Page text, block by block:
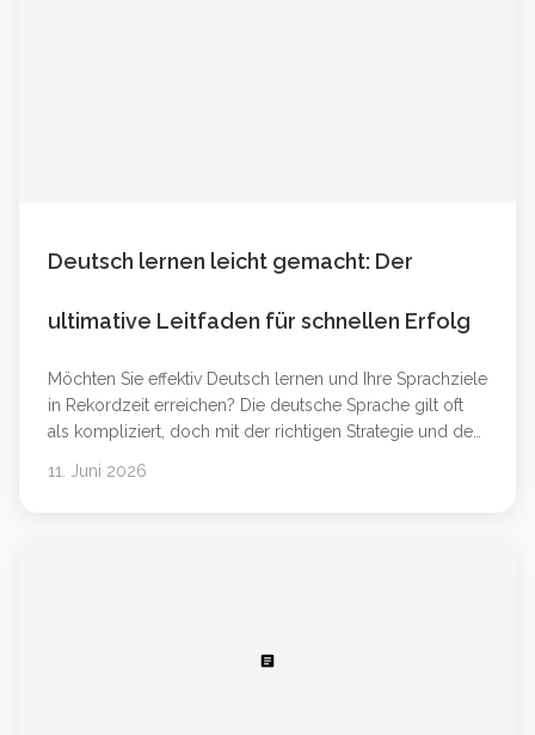
Deutsch lernen leicht gemacht: Der
ultimative Leitfaden für schnellen Erfolg
Möchten Sie effektiv Deutsch lernen und Ihre Sprachziele
in Rekordzeit erreichen? Die deutsche Sprache gilt oft
als kompliziert, doch mit der richtigen Strategie und den
11. Juni 2026
article